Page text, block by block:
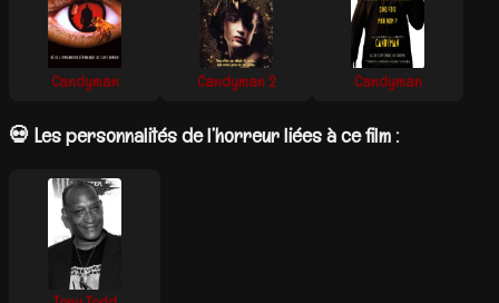
Candyman Candyman 2 Candyman
💀 Les personnalités de l’horreur liées à ce film :